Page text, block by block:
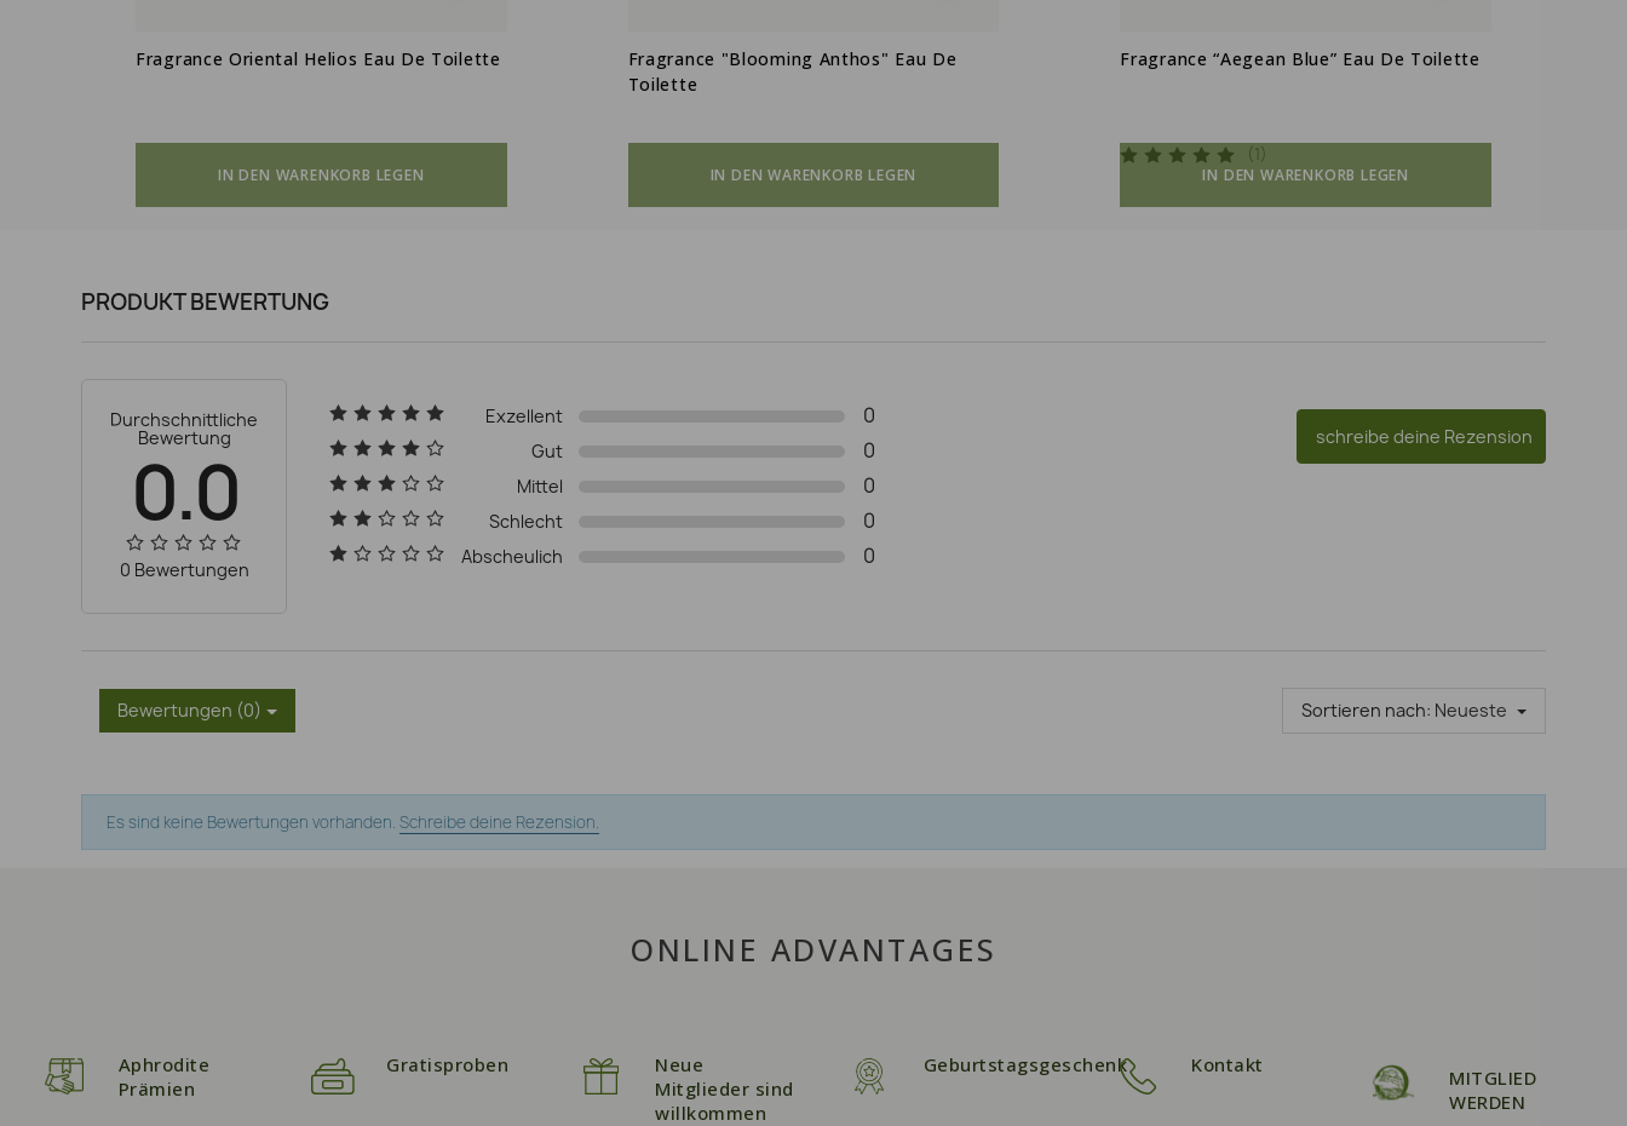
Fragrance Oriental Helios Eau De Toilette
IN DEN WARENKORB LEGEN
Fragrance "Blooming Anthos" Eau De
Toilette
IN DEN WARENKORB LEGEN
Fragrance “Aegean Blue” Eau De Toilette
(1)
IN DEN WARENKORB LEGEN
PRODUKT BEWERTUNG
Durchschnittliche
Bewertung
0.0
0 Bewertungen
Exzellent 0
Gut 0
Mittel 0
Schlecht 0
Abscheulich 0
schreibe deine Rezension
Bewertungen (0) Sortieren nach: Neueste
Es sind keine Bewertungen vorhanden. Schreibe deine Rezension.
ONLINE ADVANTAGES
Aphrodite
Prämien
Gratisproben
Neue
Mitglieder sind
willkommen
Geburtstagsgeschenk Kontakt
MITGLIED
WERDEN